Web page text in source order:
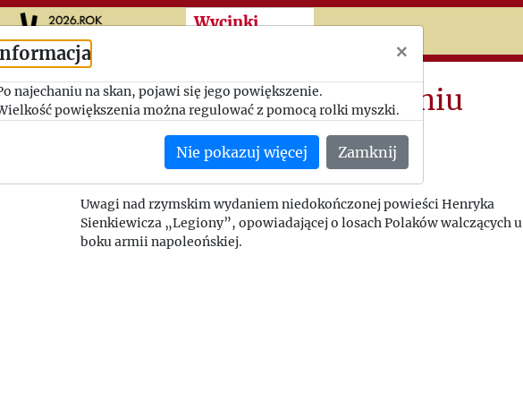
Przeskocz do treści zasadniczej
Wycinki
Legiony w nowym wydaniu
Dziennik Polski i Dziennik Żołnierza
sygnatura: 1946_004
Uwagi nad rzymskim wydaniem niedokończonej powieści Henryka
Sienkiewicza „Legiony”, opowiadającej o losach Polaków walczących u
boku armii napoleońskiej.
×
najechaniu na skan, pojawi się jego powiększenie.
powiększenia można regulować z pomocą rolki myszki.
Nie pokazuj więcej Zamknij